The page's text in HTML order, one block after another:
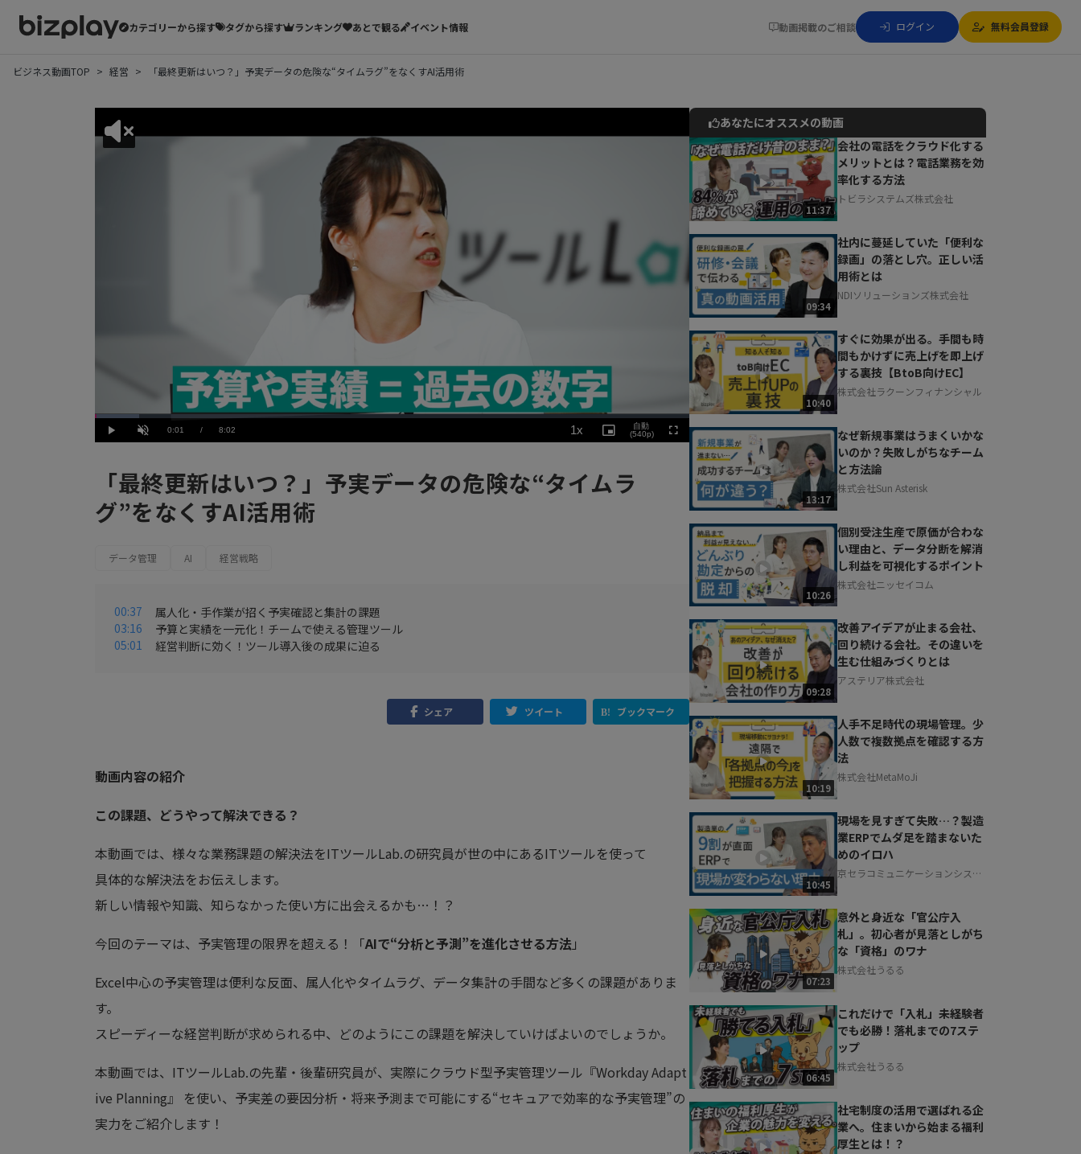
カテゴリーから探す タグから探す ランキング あとで観る イベント情報 動画掲載のご相談 ログイン 無料会員登録
ビジネス動画TOP 経営 「最終更新はいつ？」予実データの危険な“タイムラグ”をなくすAI活用術
Play UnmuteCurrent
0:01 / Duration
8:02
Loaded:
7.48%
1x
Rate
Picture-
in-
自動
(540p)
Fullscreen
「最終更新はいつ？」予実データの危険な“タイムラ
グ”をなくすAI活用術
データ管理 AI 経営戦略
00:37
属人化・手作業が招く予実確認と集計の課題
03:16
予算と実績を一元化！チームで使える管理ツール
05:01
経営判断に効く！ツール導入後の成果に迫る
シェア ツイート ブックマーク
動画内容の紹介
この課題、どうやって解決できる？
本動画では、様々な業務課題の解決法をITツールLab.の研究員が世の中にあるITツールを使って
具体的な解決法をお伝えします。
新しい情報や知識、知らなかった使い方に出会えるかも…！？
今回のテーマは、予実管理の限界を超える！「AIで“分析と予測”を進化させる方法」
Excel中心の予実管理は便利な反面、属人化やタイムラグ、データ集計の手間など多くの課題がありま
す。
スピーディーな経営判断が求められる中、どのようにこの課題を解決していけばよいのでしょうか。
本動画では、ITツールLab.の先輩・後輩研究員が、実際にクラウド型予実管理ツール『Workday Adapt
ive Planning』 を使い、予実差の要因分析・将来予測まで可能にする“セキュアで効率的な予実管理”の
実力をご紹介します！
動画でご紹介しているサービスについて
お気軽にご相談・ご質問いただけます！
30秒でお申し込み可能
相談を希望する 無料
あなたにオススメの動画
11:37
会社の電話をクラウド化する
メリットとは？電話業務を効
率化する方法
トビラシステムズ株式会社
09:34
社内に蔓延していた「便利な
録画」の落とし穴。正しい活
用術とは
NDIソリューションズ株式会社
10:40
すぐに効果が出る。手間も時
間もかけずに売上げを即上げ
する裏技【BtoB向けEC】
株式会社ラクーンフィナンシャル
13:17
なぜ新規事業はうまくいかな
いのか？失敗しがちなチーム
と方法論
株式会社Sun Asterisk
10:26
個別受注生産で原価が合わな
い理由と、データ分断を解消
し利益を可視化するポイント
株式会社ニッセイコム
09:28
改善アイデアが止まる会社、
回り続ける会社。その違いを
生む仕組みづくりとは
アステリア株式会社
10:19
人手不足時代の現場管理。少
人数で複数拠点を確認する方
法
株式会社MetaMoJi
10:45
現場を見すぎて失敗…？製造
業ERPでムダ足を踏まないた
めのイロハ
京セラコミュニケーションシステ
07:23
意外と身近な「官公庁入
札」。初心者が見落としがち
な「資格」のワナ
株式会社うるる
06:45
これだけで「入札」未経験者
でも必勝！落札までの7ステ
ップ
株式会社うるる
社宅制度の活用で選ばれる企
業へ。住まいから始まる福利
厚生とは！？